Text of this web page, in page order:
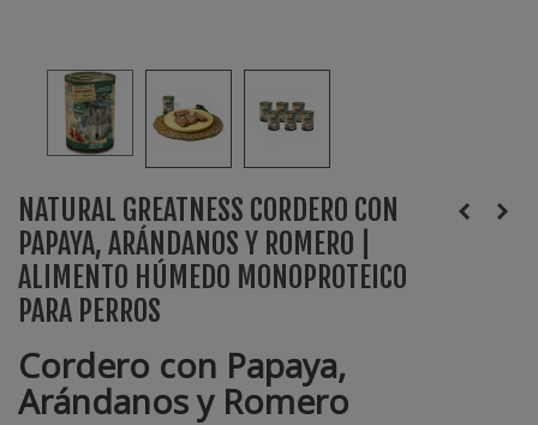
NATURAL GREATNESS CORDERO CON
PAPAYA, ARÁNDANOS Y ROMERO |
ALIMENTO HÚMEDO MONOPROTEICO
PARA PERROS
Cordero con Papaya,
Arándanos y Romero